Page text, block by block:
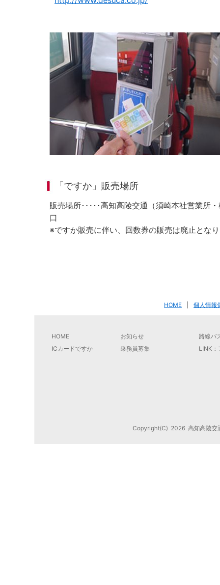
「ですか」販売場所
販売場所･････高知高陵交通（須崎本社営業所
口
※ですか販売に伴い、回数券の販売は廃止とな
HOME 個人情報
HOME
ICカードですか
お知らせ
乗務員募集
路線バ
LINK：
Copyright(C) 2026 高知高陵